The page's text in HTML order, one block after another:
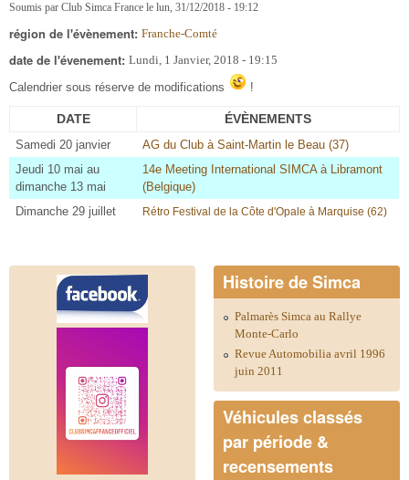
Soumis par Club Simca France le lun, 31/12/2018 - 19:12
région de l'évènement: Franche-Comté
date de l'évenement: Lundi, 1 Janvier, 2018 - 19:15
Calendrier sous réserve de modifications !
DATE ÉVÈNEMENTS
Samedi 20 janvier
AG du Club à Saint-Martin le Beau (37)
Jeudi 10 mai au
dimanche 13 mai
14e Meeting International SIMCA à Libramont
(Belgique)
Dimanche 29 juillet
Rétro Festival de la Côte d'Opale à Marquise (62)
Histoire de Simca
Palmarès Simca au Rallye
Monte-Carlo
Revue Automobilia avril 1996
juin 2011
Véhicules classés
par période &
recensements